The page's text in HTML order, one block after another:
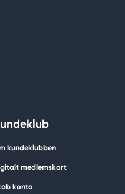
kundeklubben
medlemskort
konto